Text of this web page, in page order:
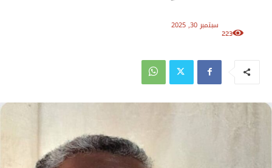
سبتمبر 30, 2025
223